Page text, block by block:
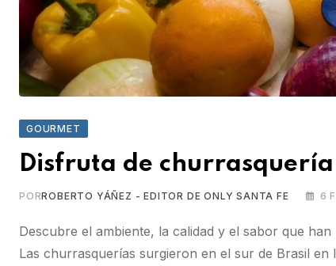
GOURMET
Disfruta de
PORROBERTO YÁÑEZ - EDITOR DE ONLY SANTA FE 6
Descubre el ambiente, la calidad y el sabor que
Las churrasquerías surgieron en el sur de Brasil